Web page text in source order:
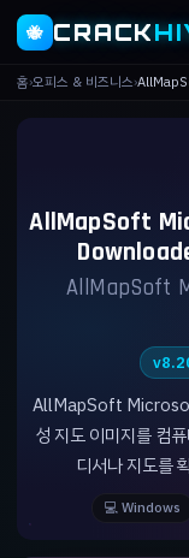
🐝 CRACK
홈›오피스 & 비즈니스›
AllMapSoft
AllMapSoft
AllMapSoft
성 지도 이미지를 컴
디서나 지도를
💻 Windows